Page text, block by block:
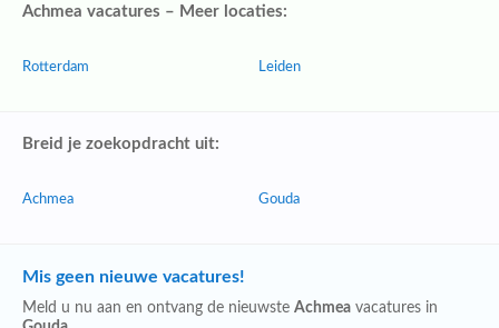
Achmea vacatures – Meer locaties:
Rotterdam Leiden
Breid je zoekopdracht uit:
Achmea Gouda
Mis geen nieuwe vacatures!
Meld u nu aan en ontvang de nieuwste Achmea vacatures in